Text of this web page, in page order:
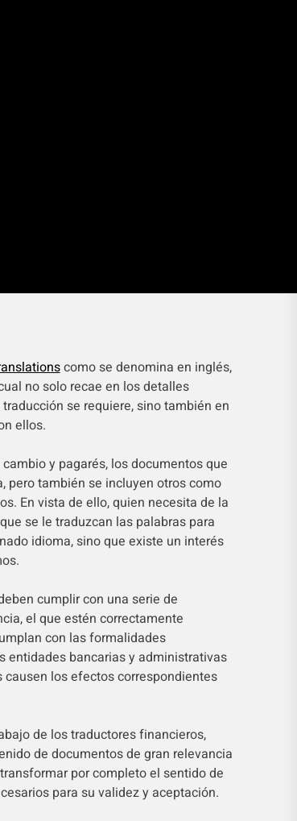
como se denomina en inglés,
no solo recae en los detalles
se requiere, sino también en
ellos.
y pagarés, los documentos que
pero también se incluyen otros como
En vista de ello, quien necesita de la
se le traduzcan las palabras para
idioma, sino que existe un interés
cumplir con una serie de
el que estén correctamente
con las formalidades
entidades bancarias y administrativas
los efectos correspondientes
de los traductores financieros,
de documentos de gran relevancia
por completo el sentido de
para su validez y aceptación.